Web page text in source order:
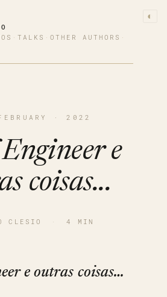
◐
· TALKS · OTHER AUTHORS ·
· 2022
e
coisas...
CLESIO · 4 MIN
e outras coisas…